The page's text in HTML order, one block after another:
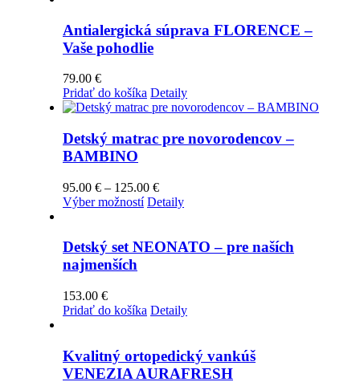
Antialergická súprava FLORENCE –
Vaše pohodlie
79.00 €
Pridať do košíka Detaily
Detský matrac pre novorodencov –
BAMBINO
95.00 € – 125.00 €Price
range:
125.00 €
Výber možností Tento
viacero
vybrať
produktu.
Detaily
Detský set NEONATO – pre naších
najmenších
153.00 €
Pridať do košíka Detaily
Kvalitný ortopedický vankúš
VENEZIA AURAFRESH